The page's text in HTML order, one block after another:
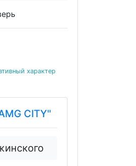
характер
CITY"